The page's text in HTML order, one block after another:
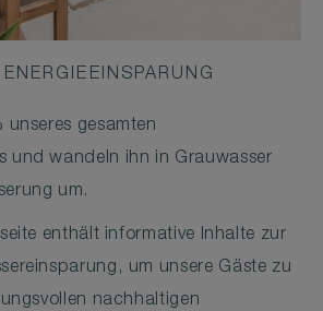
unseres gesamten
und wandeln ihn in Grauwasser
um.
enthält informative Inhalte zur
um unsere Gäste zu
nachhaltigen